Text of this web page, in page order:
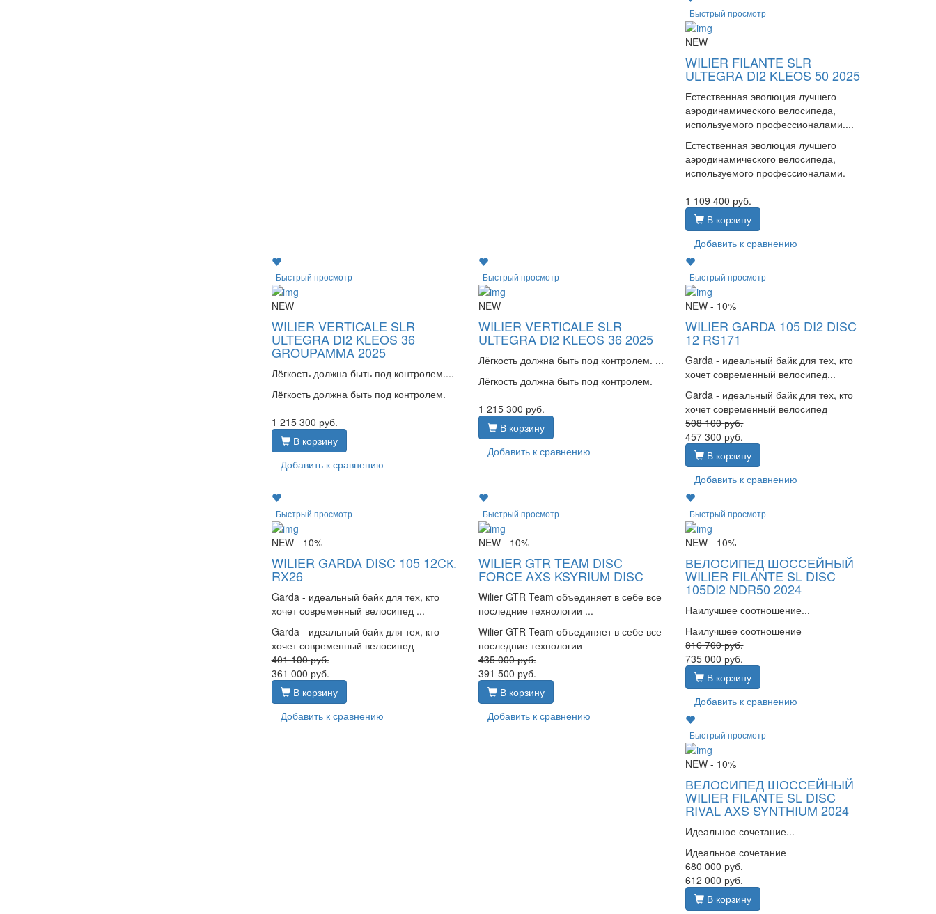
Быстрый просмотр
NEW
WILIER FILANTE SLR
ULTEGRA DI2 KLEOS 50 2025
Естественная эволюция лучшего
аэродинамического велосипеда,
используемого профессионалами....
Естественная эволюция лучшего
аэродинамического велосипеда,
используемого профессионалами.
1 109 400 руб.
В корзину
Добавить к сравнению
Быстрый просмотр
NEW
WILIER VERTICALE SLR
ULTEGRA DI2 KLEOS 36
GROUPAMMA 2025
Лёгкость должна быть под контролем....
Лёгкость должна быть под контролем.
1 215 300 руб.
В корзину
Добавить к сравнению
Быстрый просмотр
NEW
WILIER VERTICALE SLR
ULTEGRA DI2 KLEOS 36 2025
Лёгкость должна быть под контролем. ...
Лёгкость должна быть под контролем.
1 215 300 руб.
В корзину
Добавить к сравнению
Быстрый просмотр
NEW - 10%
WILIER GARDA 105 DI2 DISC
12 RS171
Garda - идеальный байк для тех, кто
хочет современный велосипед...
Garda - идеальный байк для тех, кто
хочет современный велосипед
508 100руб.
457 300 руб.
В корзину
Добавить к сравнению
Быстрый просмотр
NEW - 10%
WILIER GARDA DISC 105 12CК.
RX26
Garda - идеальный байк для тех, кто
хочет современный велосипед ...
Garda - идеальный байк для тех, кто
хочет современный велосипед
401 100руб.
361 000 руб.
В корзину
Добавить к сравнению
Быстрый просмотр
NEW - 10%
WILIER GTR TEAM DISC
FORCE AXS KSYRIUM DISC
Wilier GTR Team объединяет в себе все
последние технологии ...
Wilier GTR Team объединяет в себе все
последние технологии
435 000руб.
391 500 руб.
В корзину
Добавить к сравнению
Быстрый просмотр
NEW - 10%
ВЕЛОСИПЕД ШОССЕЙНЫЙ
WILIER FILANTE SL DISC
105DI2 NDR50 2024
Наилучшее соотношение...
Наилучшее соотношение
816 700руб.
735 000 руб.
В корзину
Добавить к сравнению
Быстрый просмотр
NEW - 10%
ВЕЛОСИПЕД ШОССЕЙНЫЙ
WILIER FILANTE SL DISC
RIVAL AXS SYNTHIUM 2024
Идеальное сочетание...
Идеальное сочетание
680 000руб.
612 000 руб.
В корзину